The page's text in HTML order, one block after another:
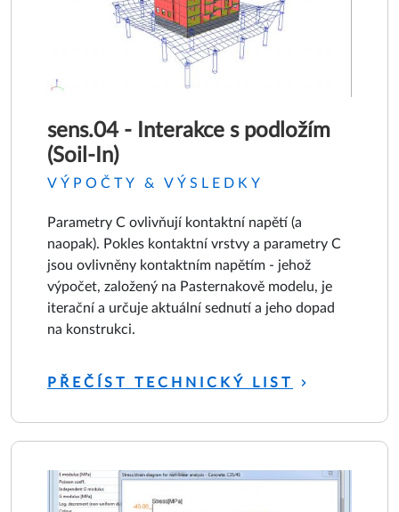
sens.04 - Interakce s podložím
(Soil-In)
VÝPOČTY & VÝSLEDKY
Parametry C ovlivňují kontaktní napětí (a
naopak). Pokles kontaktní vrstvy a parametry C
jsou ovlivněny kontaktním napětím - jehož
výpočet, založený na Pasternakově modelu, je
iterační a určuje aktuální sednutí a jeho dopad
na konstrukci.
PŘEČÍST TECHNICKÝ LIST